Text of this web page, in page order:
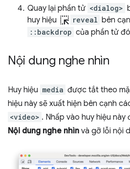
Quay lại phần tử <dialog>
huy hiệu ink_selection reveal bên
::backdrop của phần tử
Nội dung nghe nhìn
Huy hiệu media được tắt theo
hiệu này sẽ xuất hiện bên cạnh
<video> . Nhấp vào huy hiệu này
Nội dung nghe nhìn và gỡ lỗi nội